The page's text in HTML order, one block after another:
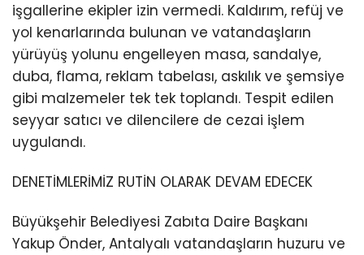
işgallerine ekipler izin vermedi. Kaldırım, refüj ve
yol kenarlarında bulunan ve vatandaşların
yürüyüş yolunu engelleyen masa, sandalye,
duba, flama, reklam tabelası, askılık ve şemsiye
gibi malzemeler tek tek toplandı. Tespit edilen
seyyar satıcı ve dilencilere de cezai işlem
uygulandı.
DENETİMLERİMİZ RUTİN OLARAK DEVAM EDECEK
Büyükşehir Belediyesi Zabıta Daire Başkanı
Yakup Önder, Antalyalı vatandaşların huzuru ve